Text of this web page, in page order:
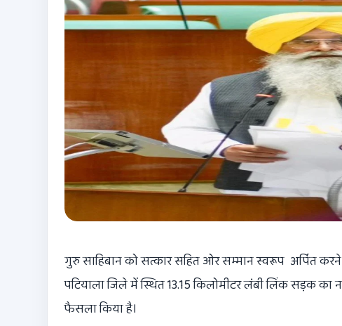
गुरु साहिबान को सत्कार सहित ओर सम्मान स्वरूप अर्पित
पटियाला जिले में स्थित 13.15 किलोमीटर लंबी लिंक सड़क का
फैसला किया है।